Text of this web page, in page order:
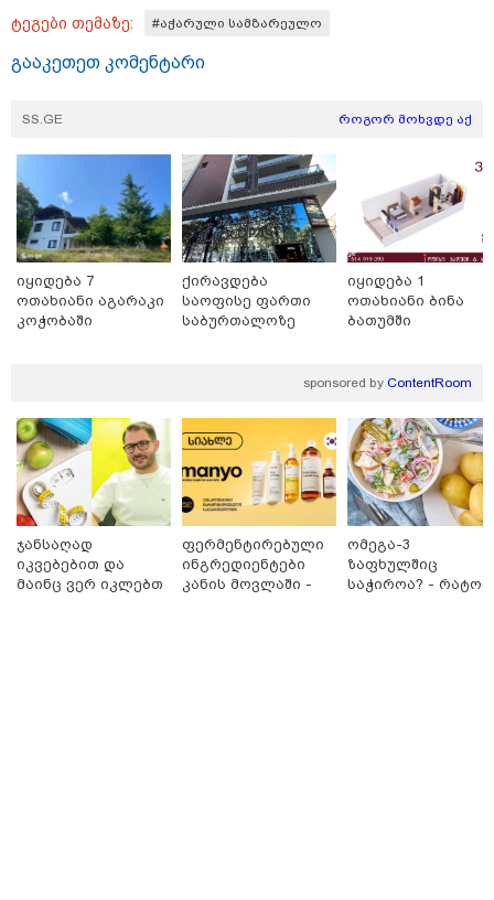
თინა ბოკუჩავა "ნაციონალური მოძრაობის"
13:59 / 05-08-2026
"ბათუმელმა გოგონამ ისლამი მიიღო... ეს ნაბიჯი
პირად ცხოვრებაში დაგეგმილ სიახლეს დაემთხვა" -
რას წერს თურქული მედია ქართველ ქალზე
ტეგები თემაზე: #აჭარული სამზარეულო
გააკეთეთ კომენტარი
SS.GE როგორ მოხვდე აქ
იყიდება 7
ოთახიანი აგარაკი
კოჭობაში
ქირავდება
საოფისე ფართი
საბურთალოზე
იყიდება 1
ოთახიანი ბინა
ბათუმში
sponsored by ContentRoom
ჯანსაღად
იკვებებით და
მაინც ვერ იკლებთ
ფერმენტირებული
ინგრედიენტები
კანის მოვლაში -
ომეგა-3
ზაფხულშიც
საჭიროა? - რატომ